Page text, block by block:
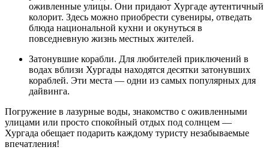
оживленные улицы. Они придают Хургаде аутентичный
колорит. Здесь можно приобрести сувениры, отведать
блюда национальной кухни и окунуться в
повседневную жизнь местных жителей.
Затонувшие корабли. Для любителей приключений в
водах вблизи Хургады находятся десятки затонувших
кораблей. Эти места — одни из самых популярных для
дайвинга.
Погружение в лазурные воды, знакомство с оживленными
улицами или просто спокойный отдых под солнцем —
Хургада обещает подарить каждому туристу незабываемые
впечатления!